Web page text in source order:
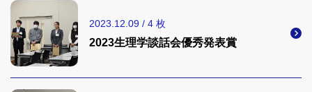
2023.12.09 / 4 枚
2023生理学談話会優秀発表賞